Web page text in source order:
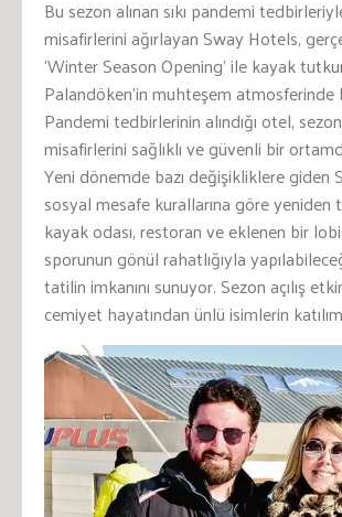
Bu sezon alınan sıkı pandemi
misafirlerini ağırlayan Sway Hotels,
‘Winter Season Opening’ ile kayak
Palandöken’in muhteşem atmosferinde
Pandemi tedbirlerinin alındığı otel,
misafirlerini sağlıklı ve güvenli bir
Yeni dönemde bazı değişikliklere giden
sosyal mesafe kurallarına göre yeniden
kayak odası, restoran ve eklenen bir
sporunun gönül rahatlığıyla
tatilin imkanını sunuyor. Sezon açılış
cemiyet hayatından ünlü isimlerin